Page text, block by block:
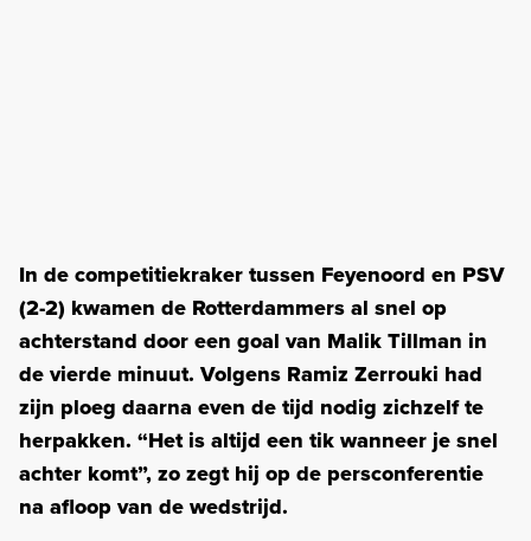
In de competitiekraker tussen Feyenoord en PSV
(2-2) kwamen de Rotterdammers al snel op
achterstand door een goal van Malik Tillman in
de vierde minuut. Volgens Ramiz Zerrouki had
zijn ploeg daarna even de tijd nodig zichzelf te
herpakken. “Het is altijd een tik wanneer je snel
achter komt”, zo zegt hij op de persconferentie
na afloop van de wedstrijd.